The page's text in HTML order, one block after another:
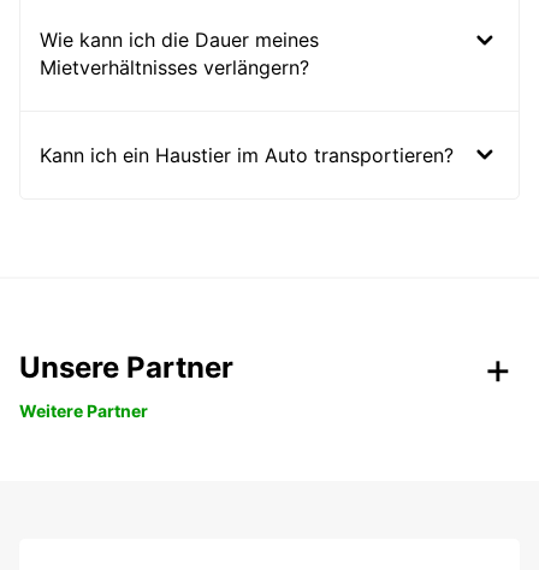
Wie kann ich die Dauer meines
Mietverhältnisses verlängern?
Kann ich ein Haustier im Auto transportieren?
Unsere Partner
Weitere Partner